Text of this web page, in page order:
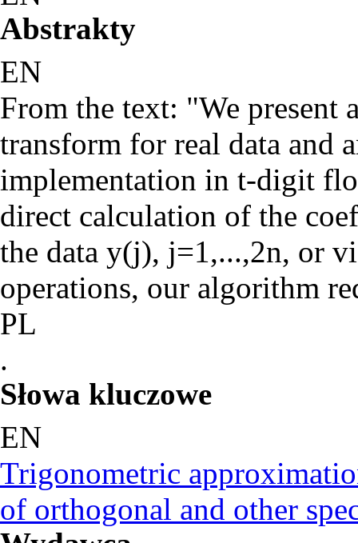
Abstrakty
EN
From the text: "We present
transform for real data and
implementation in t-digit
direct calculation of the
the data y(j), j=1,...,2n, or
operations, our algorithm
PL
.
Słowa kluczowe
EN
Trigonometric
of orthogonal and other